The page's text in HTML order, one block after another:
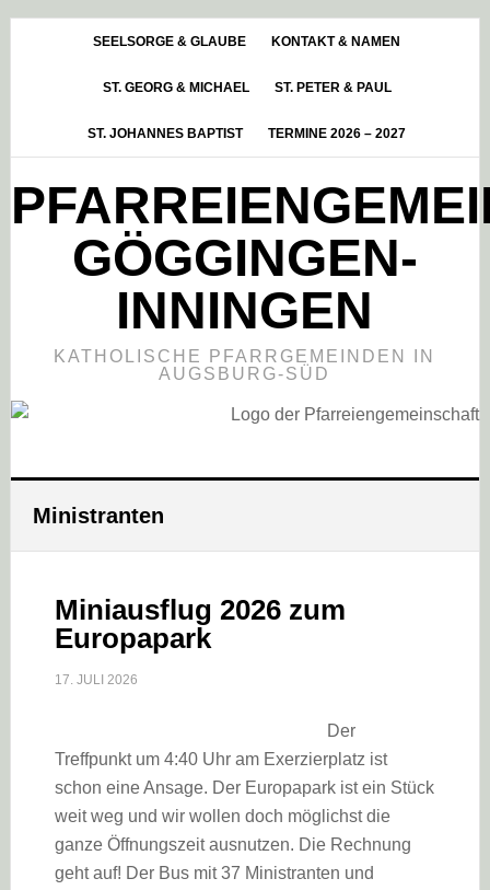
HauptsidebarSEELSORGE & GLAUBE KONTAKT & NAMEN
ST. GEORG & MICHAEL ST. PETER & PAUL
ST. JOHANNES BAPTIST TERMINE 2026 – 2027
GÖGGINGEN-
INNINGEN
KATHOLISCHE PFARRGEMEINDEN IN
AUGSBURG-SÜD
Ministranten
Miniausflug 2026 zum
Europapark
17. JULI 2026
Der
Treffpunkt um 4:40 Uhr am Exerzierplatz ist
schon eine Ansage. Der Europapark ist ein Stück
weit weg und wir wollen doch möglichst die
ganze Öffnungszeit ausnutzen. Die Rechnung
geht auf! Der Bus mit 37 Ministranten und